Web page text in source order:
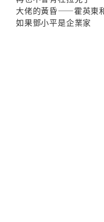
大佬的黃昏——霍英東
如果鄧小平是企業家